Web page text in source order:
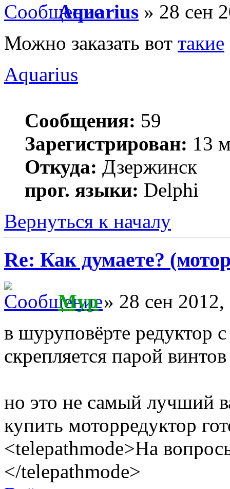
Aquarius » 28 сен
Можно заказать вот такие
Aquarius
Сообщения: 59
Зарегистрирован: 13
Откуда: Дзержинск
прог. языки: Delphi
Вернуться к началу
Re: Как думаете?
Myp» 28 сен 2012,
в шуруповёрте редуктор
скрепляется парой винтов
но это не самый лучший
купить моторредуктор
<telepathmode>На
</telepathmode>